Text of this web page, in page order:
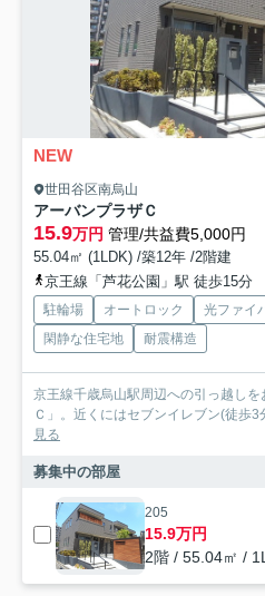
NEW
世田谷区南烏山
アーバンプラザＣ
15.9万円 管理/共益費5,000円
55.04㎡ (1LDK) /築12年 /2階建
京王線「芦花公園」駅 徒歩15分
駐輪場 オートロック 光ファイ
閑静な住宅地
耐震構造
京王線千歳烏山駅周辺への引っ越し
Ｃ」。近くにはセブンイレブン(徒歩
見る
募集中の部屋
205
15.9万円
2階 / 55.04㎡ /